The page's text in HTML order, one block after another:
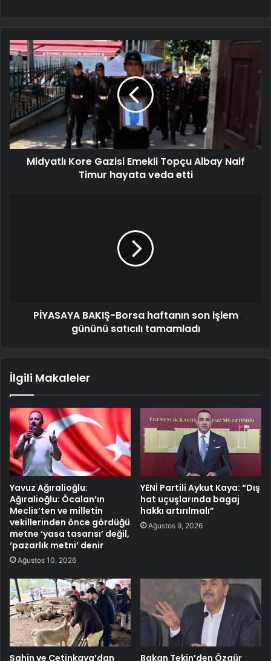
Midyatlı Kore Gazisi Emekli Topçu Albay Naif
Timur hayata veda etti
PİYASAYA BAKIŞ-Borsa haftanın son işlem
gününü satıcılı tamamladı
İlgili Makaleler
Yavuz Ağıralioğlu:
Ağıralioğlu: Öcalan’ın
Meclis’ten ve milletin
vekillerinden önce gördüğü
metne ‘yasa tasarısı’ değil,
‘pazarlık metni’ denir
Ağustos 10, 2026
YENİ Partili Aykut Kaya: “Dış
hat uçuşlarında bagaj
hakkı artırılmalı”
Ağustos 9, 2026
Şahin ve Çetinkaya’dan Bakan Tekin’den Özgür